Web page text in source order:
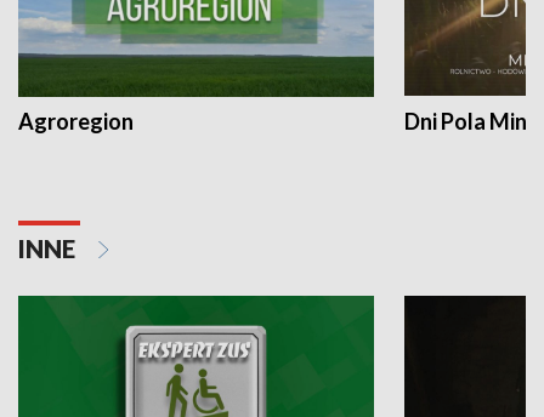
Agroregion Dni Pola
INNE